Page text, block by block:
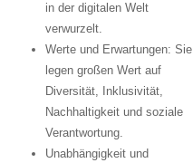
in der digitalen Welt
verwurzelt.
Werte und Erwartungen: Sie
legen großen Wert auf
Diversität, Inklusivität,
Nachhaltigkeit und soziale
Verantwortung.
Unabhängigkeit und